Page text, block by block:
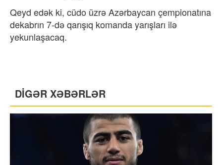
Qeyd edək ki, cüdo üzrə Azərbaycan çempionatına
dekabrın 7-də qarışıq komanda yarışları ilə
yekunlaşacaq.
DİGƏR XƏBƏRLƏR